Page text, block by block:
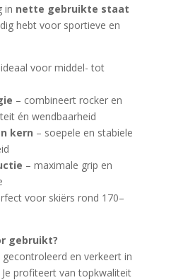
in nette gebruikte staat
hebt voor sportieve en
voor middel- tot
– combineert rocker en
én wendbaarheid
kern – soepele en stabiele
– maximale grip en
voor skiërs rond 170–
gebruikt?
en verkeert in
Je profiteert van topkwaliteit